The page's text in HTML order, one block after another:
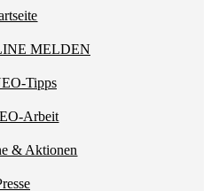
MELDEN
Tipps
Arbeit
& Aktionen